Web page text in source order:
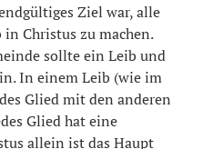
Ziel war, alle
Christus zu machen.
sollte ein Leib und
In einem Leib (wie im
Glied mit den anderen
Glied hat eine
allein ist das Haupt